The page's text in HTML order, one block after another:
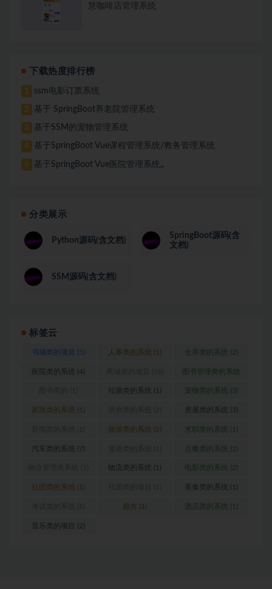
慧咖啡店管理系统
下载热度排行榜
1 ssm电影订票系统
2 基于 SpringBoot养老院管理系统
3 基于SSM的宠物管理系统
4 基于SpringBoot Vue课程管理系统/教务管理系统
5 基于SpringBoot Vue医院管理系统,,
分类展示
Python源码(含文档)
SpringBoot源码(含
文档)
SSM源码(含文档)
标签云
书城类的项目 (5) 人事类的系统 (1) 仓库类的系统 (2)
医院类的系统 (4) 图书管理类的系统
(1)
垃圾类的系统 (1) 宠物类的系统 (3)
家政类的系统 (1) 房屋类的系统 (3)
旅游类的系统 (2) 求职类的系统 (1)
汽车类的系统 (7) 点餐类的系统 (2)
物流类的系统 (1) 电影类的系统 (2)
社团类的系统 (1) 美食类的系统 (1)
超市 (1) 酒店类的系统 (1)
音乐类的项目 (2)